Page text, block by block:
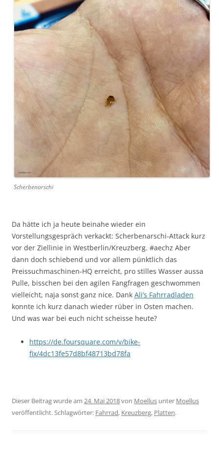
Scherbenarschi
Da hätte ich ja heute beinahe wieder ein
Vorstellungsgespräch verkackt: Scherbenarschi-Attack kurz
vor der Ziellinie in Westberlin/Kreuzberg. #aechz Aber
dann doch schiebend und vor allem pünktlich das
Preissuchmaschinen-HQ erreicht, pro stilles Wasser aussa
Pulle, bisschen bei den agilen Fangfragen geschwommen
vielleicht, naja sonst ganz nice. Dank Ali’s Fahrradladen
konnte ich kurz danach wieder rüber in Osten machen.
Und was war bei euch nicht scheisse heute?
https://de.foursquare.com/v/bike-
fix/4dc13fe57d8bf48713bd78fa
Dieser Beitrag wurde am 24. Mai 2018von Moellus unter Moellus
veröffentlicht. Schlagwörter: Fahrrad, Kreuzberg, Platten.